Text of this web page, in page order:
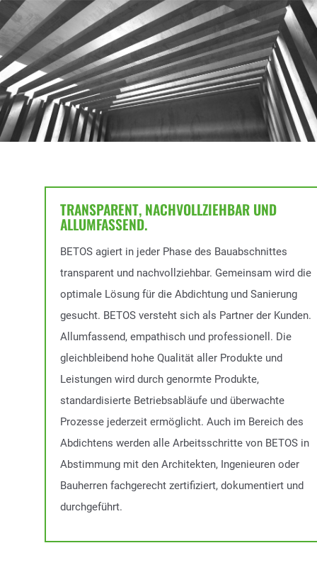
TRANSPARENT, NACHVOLLZIEHBAR UND
ALLUMFASSEND.
BETOS agiert in jeder Phase des Bauabschnittes
transparent und nachvollziehbar. Gemeinsam wird die
optimale Lösung für die Abdichtung und Sanierung
gesucht. BETOS versteht sich als Partner der Kunden.
Allumfassend, empathisch und professionell. Die
gleichbleibend hohe Qualität aller Produkte und
Leistungen wird durch genormte Produkte,
standardisierte Betriebsabläufe und überwachte
Prozesse jederzeit ermöglicht. Auch im Bereich des
Abdichtens werden alle Arbeitsschritte von BETOS in
Abstimmung mit den Architekten, Ingenieuren oder
Bauherren fachgerecht zertifiziert, dokumentiert und
durchgeführt.